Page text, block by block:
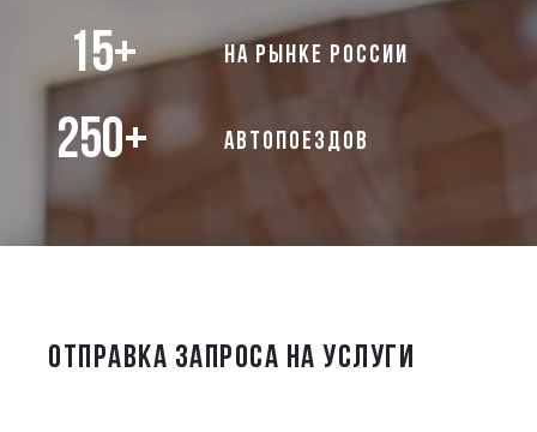
15+ на рынке России
250+ автопоездов
ОТПРАВКА ЗАПРОСА НА УСЛУГИ